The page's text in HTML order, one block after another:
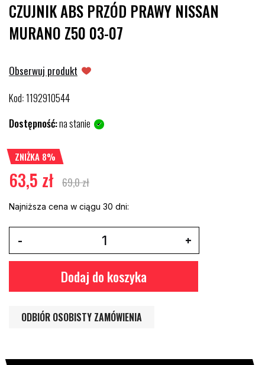
CZUJNIK ABS PRZÓD PRAWY NISSAN
MURANO Z50 03-07
Obserwuj produkt
Kod:1192910544
Dostępność:na stanie
ZNIŻKA 8%
63,5 zł 69,0 zł
Najniższa cena w ciągu 30 dni:
Dodaj do koszyka
ODBIÓR OSOBISTY ZAMÓWIENIA